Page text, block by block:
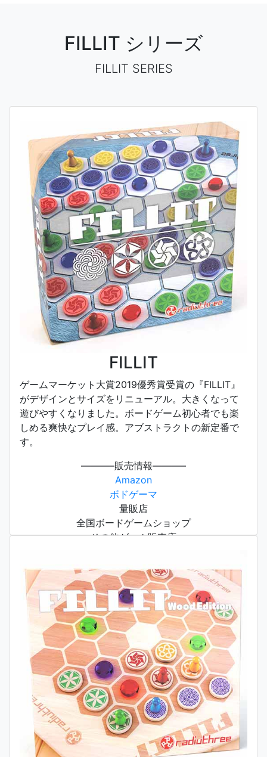
FILLIT シリーズ
FILLIT SERIES
FILLIT
ゲームマーケット大賞2019優秀賞受賞の『FILLIT』
がデザインとサイズをリニューアル。大きくなって
遊びやすくなりました。ボードゲーム初心者でも楽
しめる爽快なプレイ感。アブストラクトの新定番で
す。
———–販売情報———–
Amazon
ボドゲーマ
量販店
全国ボードゲームショップ
その他ゲーム販売店